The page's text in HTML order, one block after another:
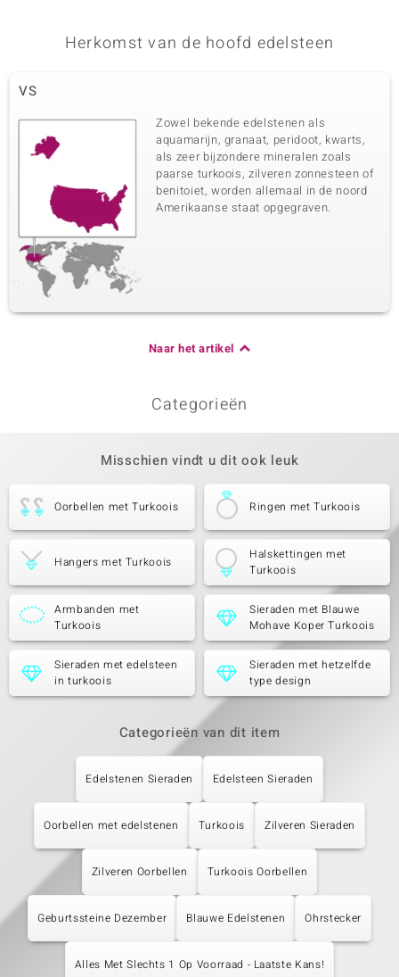
Herkomst van de hoofd edelsteen
VS
Zowel bekende edelstenen als
aquamarijn, granaat, peridoot, kwarts,
als zeer bijzondere mineralen zoals
paarse turkoois, zilveren zonnesteen of
benitoiet, worden allemaal in de noord
Amerikaanse staat opgegraven.
Naar het artikel
Categorieën
Misschien vindt u dit ook leuk
Oorbellen met Turkoois Ringen met Turkoois
Hangers met Turkoois
Halskettingen met
Turkoois
Armbanden met
Turkoois
Sieraden met Blauwe
Mohave Koper Turkoois
Sieraden met edelsteen
in turkoois
Sieraden met hetzelfde
type design
Categorieën van dit item
Edelstenen Sieraden Edelsteen Sieraden
Oorbellen met edelstenen Turkoois Zilveren Sieraden
Zilveren Oorbellen Turkoois Oorbellen
Geburtssteine Dezember Blauwe Edelstenen Ohrstecker
Alles Met Slechts 1 Op Voorraad - Laatste Kans!